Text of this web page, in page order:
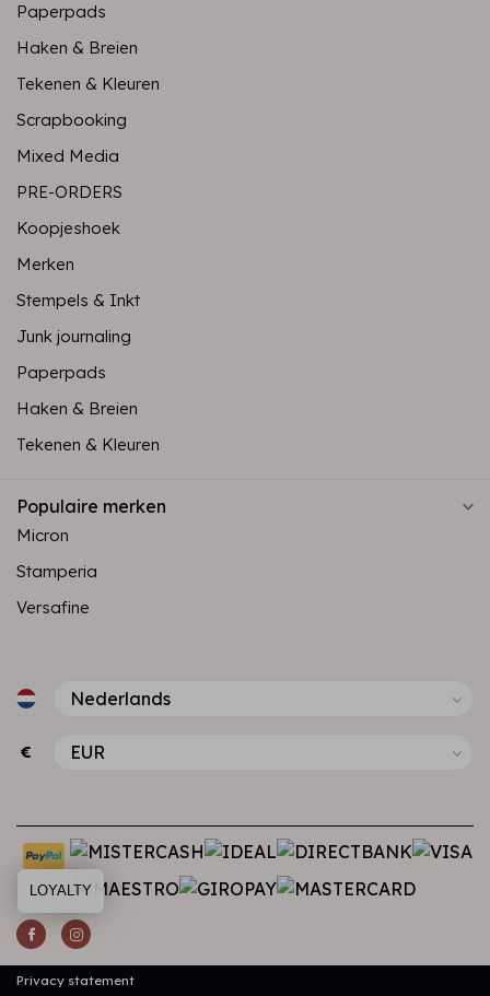
Paperpads
Haken & Breien
Tekenen & Kleuren
Scrapbooking
Mixed Media
PRE-ORDERS
Koopjeshoek
Merken
Stempels & Inkt
Junk journaling
Paperpads
Haken & Breien
Tekenen & Kleuren
Populaire merken
Micron
Stamperia
Versafine
€
Privacy statement
LOYALTY